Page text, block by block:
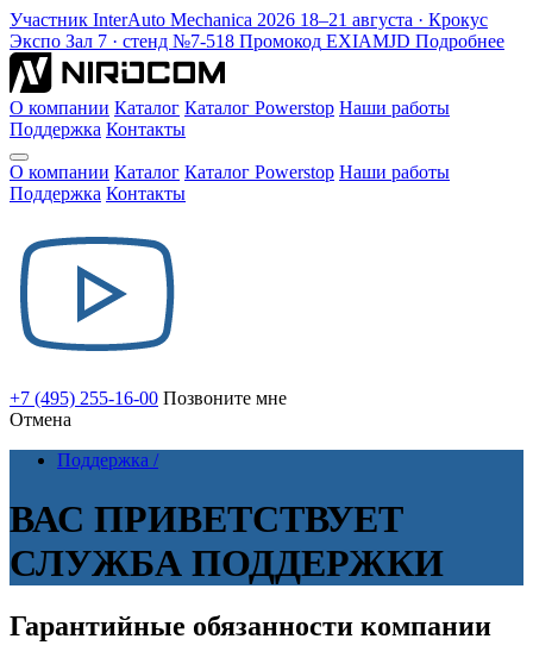
Участник InterAuto Mechanica 2026 18–21 августа · Крокус
Экспо Зал 7 · стенд №7-518 Промокод EXIAMJD Подробнее
О компании Каталог Каталог Powerstop Наши работы
Поддержка Контакты
О компании Каталог Каталог Powerstop Наши работы
Поддержка Контакты
+7 (495) 255-16-00 Позвоните мне
Отмена
Поддержка /
ВАС ПРИВЕТСТВУЕТ
СЛУЖБА ПОДДЕРЖКИ
Гарантийные обязанности компании